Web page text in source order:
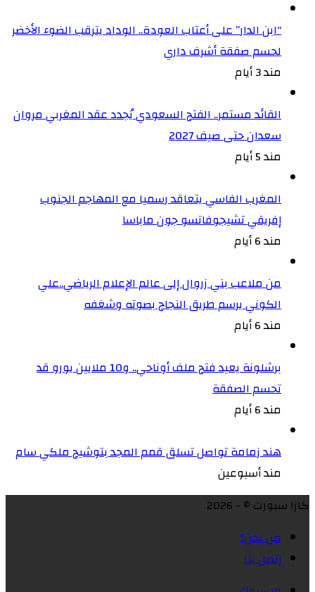
“ابن الدار” على أعتاب العودة.. الوداد يترقب الضوء الأخضر
لحسم صفقة أشرف داري
مند 3 أيام
القائد مستمر.. الفتح السعودي يُجدد عقد المغربي مروان
سعدان حتى صيف 2027
مند 5 أيام
المغرب الفاسي يتعاقد رسميا مع المهاجم الجنوب
إفريقي تشيجوفاتسو جون ماباسا
مند 6 أيام
من ملاعب بني زروال إلى عالم الإعلام الرياضي..علي
الكوني يرسم طريق النجاح بصوته وشغفه
مند 6 أيام
برشلونة يعيد فتح ملف أوناحي.. و10 ملايين يورو قد
تحسم الصفقة
مند 6 أيام
هند زمامة تواصل تسلق قمم المجد بتوشيح ملكي سام
مند أسبوعين
كازا سبورت © - 2026
من نحن؟
إتصل بنا